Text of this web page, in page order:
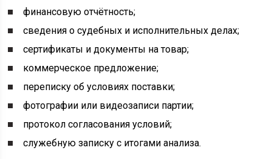
финансовую отчётность;
сведения о судебных и исполнительных делах;
сертификаты и документы на товар;
коммерческое предложение;
переписку об условиях поставки;
фотографии или видеозаписи партии;
протокол согласования условий;
служебную записку с итогами анализа.